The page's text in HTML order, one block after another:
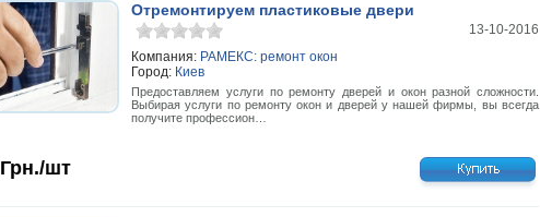
Отремонтируем пластиковые двери
13-10-2016
Компания: РАМЕКС: ремонт окон
Город: Киев
Предоставляем услуги по ремонту дверей и окон разной сложности.
Выбирая услуги по ремонту окон и дверей у нашей фирмы, вы всегда
получите профессион…
Грн./шт